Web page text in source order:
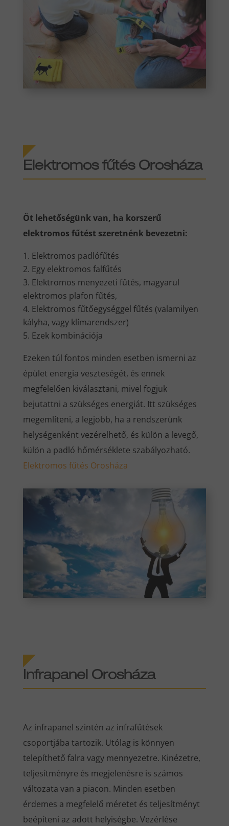
Elektromos fűtés Orosháza
Öt lehetőségünk van, ha korszerű
elektromos fűtést szeretnénk bevezetni:
Elektromos padlófűtés
Egy elektromos falfűtés
Elektromos menyezeti fűtés, magyarul
elektromos plafon fűtés,
Elektromos fűtőegységgel fűtés (valamilyen
kályha, vagy klímarendszer)
Ezek kombinációja
Ezeken túl fontos minden esetben ismerni az
épület energia veszteségét, és ennek
megfelelően kiválasztani, mivel fogjuk
bejutattni a szükséges energiát. Itt szükséges
megemlíteni, a legjobb, ha a rendszerünk
helységenként vezérelhető, és külön a levegő,
külön a padló hőmérséklete szabályozható.
Elektromos fűtés Orosháza
Infrapanel Orosháza
Az infrapanel szintén az infrafűtések
csoportjába tartozik. Utólag is könnyen
telepíthető falra vagy mennyezetre. Kinézetre,
teljesítményre és megjelenésre is számos
változata van a piacon. Minden esetben
érdemes a megfelelő méretet és teljesítményt
beépíteni az adott helyiségbe. Vezérlése